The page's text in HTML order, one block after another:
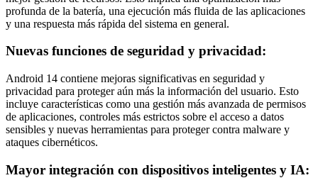
profunda de la batería, una ejecución más fluida de las aplicaciones
y una respuesta más rápida del sistema en general.
Nuevas funciones de seguridad y privacidad:
Android 14 contiene mejoras significativas en seguridad y
privacidad para proteger aún más la información del usuario. Esto
incluye características como una gestión más avanzada de permisos
de aplicaciones, controles más estrictos sobre el acceso a datos
sensibles y nuevas herramientas para proteger contra malware y
ataques cibernéticos.
Mayor integración con dispositivos inteligentes y IA: